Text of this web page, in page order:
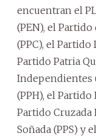
encuentran el
(PEN), el
(PPC), el
Partido Patria
Independientes
(PPH), el
Partido Cruzada
Soñada (PPS) y